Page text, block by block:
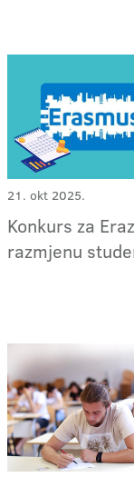
21. okt 2025.
Konkurs za
razmjenu